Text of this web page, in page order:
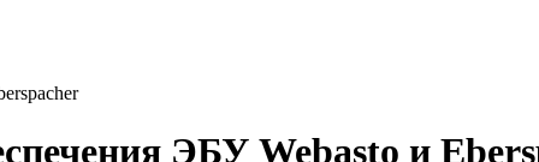
ЭБУ Webasto и